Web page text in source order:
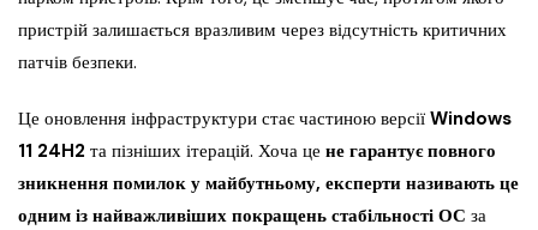
пристрій залишається вразливим через відсутність критичних
патчів безпеки.
Це оновлення інфраструктури стає частиною версії Windows
11 24H2 та пізніших ітерацій. Хоча це не гарантує повного
зникнення помилок у майбутньому, експерти називають це
одним із найважливіших покращень стабільності ОС за